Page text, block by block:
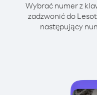
Wybrać numer z
zadzwonić do
następujący